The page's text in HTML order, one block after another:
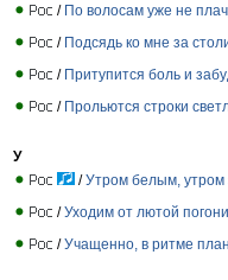
/ По волосам уже не
/ Подсядь ко мне за
/ Притупится боль и
/ Прольются строки
У
/Утром белым,
/Уходим от лютой
/Учащенно, в ритме